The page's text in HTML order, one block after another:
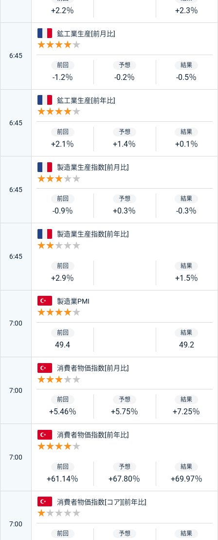
+2.2％ +2.3％
6:45
フランス
鉱工業生産[前月比]
-1.2％ -0.2％ -0.5％
6:45
フランス
鉱工業生産[前年比]
+2.1％ +1.4％ +0.1％
6:45
フランス
製造業生産指数[前月比]
-0.9％ +0.3％ -0.3％
6:45
フランス
製造業生産指数[前年比]
+2.9％ +1.5％
7:00
トルコ
製造業PMI
49.4 49.2
7:00
トルコ
消費者物価指数[前月比]
+5.46％ +5.75％ +7.25％
7:00
トルコ
消費者物価指数[前年比]
+61.14％ +67.80％ +69.97％
7:00
トルコ
消費者物価指数[コア][前年比]